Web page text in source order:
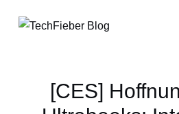
[CES]